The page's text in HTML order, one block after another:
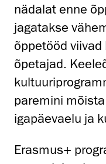
nädalat enne
jagatakse
õppetööd
õpetajad.
paremini
igapäevaelu ja
Erasmus+